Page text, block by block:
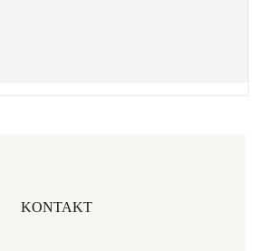
KONTAKT